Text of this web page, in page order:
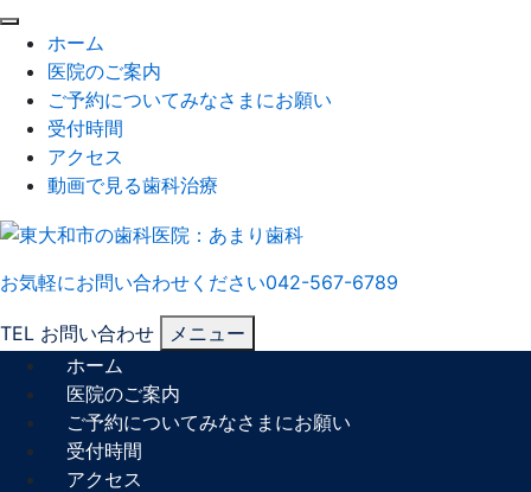
ホーム
医院のご案内
ご予約についてみなさまにお願い
受付時間
アクセス
動画で見る歯科治療
お気軽にお問い合わせください042-567-6789
TEL お問い合わせ
メニュー
ホーム
医院のご案内
ご予約についてみなさまにお願い
受付時間
アクセス